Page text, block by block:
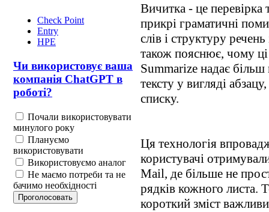
Check Point
Entry
HPE
Чи використовує ваша
компанія ChatGPT в
роботі?
Почали використовувати
минулого року
Плануємо
використовувати
Використовуємо аналог
Не маємо потреби та не
бачимо необхідності
Вичитка - це перевірка
прикрі граматичні
слів і структуру
також пояснює, чому
Summarize надає
тексту у вигляді
списку.
Ця технологія
користувачі
Mail, де більше не
рядків кожного листа.
короткий зміст